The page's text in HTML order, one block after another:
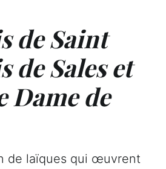
de Saint
de Sales et
Dame de
de laïques qui œuvrent